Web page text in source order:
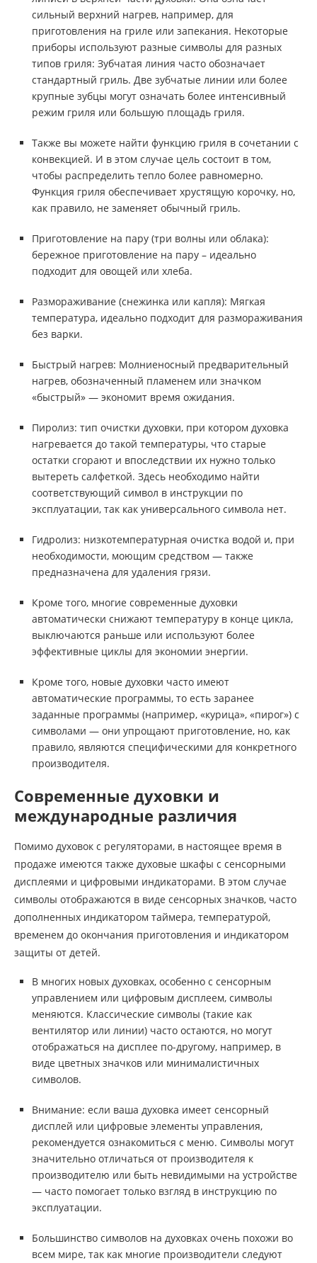
сильный верхний нагрев, например, для
приготовления на гриле или запекания. Некоторые
приборы используют разные символы для разных
типов гриля: Зубчатая линия часто обозначает
стандартный гриль. Две зубчатые линии или более
крупные зубцы могут означать более интенсивный
режим гриля или большую площадь гриля.
Также вы можете найти функцию гриля в сочетании с
конвекцией. И в этом случае цель состоит в том,
чтобы распределить тепло более равномерно.
Функция гриля обеспечивает хрустящую корочку, но,
как правило, не заменяет обычный гриль.
Приготовление на пару (три волны или облака):
бережное приготовление на пару – идеально
подходит для овощей или хлеба.
Размораживание (снежинка или капля): Мягкая
температура, идеально подходит для размораживания
без варки.
Быстрый нагрев: Молниеносный предварительный
нагрев, обозначенный пламенем или значком
«быстрый» — экономит время ожидания.
Пиролиз: тип очистки духовки, при котором духовка
нагревается до такой температуры, что старые
остатки сгорают и впоследствии их нужно только
вытереть салфеткой. Здесь необходимо найти
соответствующий символ в инструкции по
эксплуатации, так как универсального символа нет.
Гидролиз: низкотемпературная очистка водой и, при
необходимости, моющим средством — также
предназначена для удаления грязи.
Кроме того, многие современные духовки
автоматически снижают температуру в конце цикла,
выключаются раньше или используют более
эффективные циклы для экономии энергии.
Кроме того, новые духовки часто имеют
автоматические программы, то есть заранее
заданные программы (например, «курица», «пирог») с
символами — они упрощают приготовление, но, как
правило, являются специфическими для конкретного
производителя.
Современные духовки и
международные различия
Помимо духовок с регуляторами, в настоящее время в
продаже имеются также духовые шкафы с сенсорными
дисплеями и цифровыми индикаторами. В этом случае
символы отображаются в виде сенсорных значков, часто
дополненных индикатором таймера, температурой,
временем до окончания приготовления и индикатором
защиты от детей.
В многих новых духовках, особенно с сенсорным
управлением или цифровым дисплеем, символы
меняются. Классические символы (такие как
вентилятор или линии) часто остаются, но могут
отображаться на дисплее по-другому, например, в
виде цветных значков или минималистичных
символов.
Внимание: если ваша духовка имеет сенсорный
дисплей или цифровые элементы управления,
рекомендуется ознакомиться с меню. Символы могут
значительно отличаться от производителя к
производителю или быть невидимыми на устройстве
— часто помогает только взгляд в инструкцию по
эксплуатации.
Большинство символов на духовках очень похожи во
всем мире, так как многие производители следуют